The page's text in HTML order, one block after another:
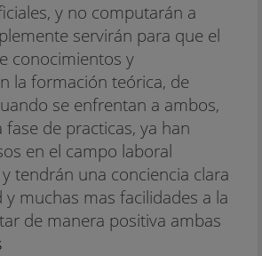
y no computarán a
servirán para que el
conocimientos y
la formación teórica, de
se enfrentan a ambos,
fase de practicas, ya han
en el campo laboral
tendrán una conciencia clara
y muchas mas facilidades a la
de manera positiva ambas